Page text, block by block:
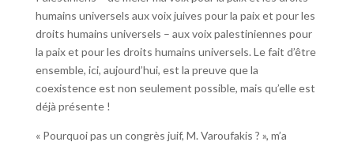
humains universels aux voix juives pour la paix et pour les
droits humains universels – aux voix palestiniennes pour
la paix et pour les droits humains universels. Le fait d’être
ensemble, ici, aujourd’hui, est la preuve que la
coexistence est non seulement possible, mais qu’elle est
déjà présente !
« Pourquoi pas un congrès juif, M. Varoufakis ? », m’a